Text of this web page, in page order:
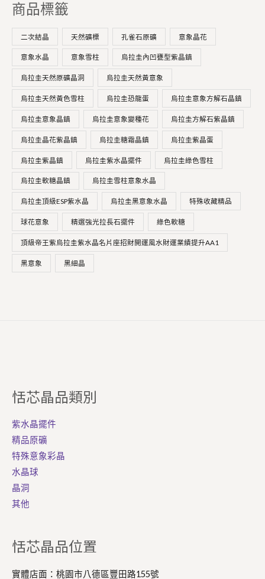
0
。
0
。
7
,
2
8
。
4
,
8
8
0
。
商品標籤
二次結晶 天然礦標 孔雀石原礦 意象晶花
意象水晶 意象雪柱 烏拉圭內凹甕型紫晶鎮
烏拉圭天然原礦晶洞 烏拉圭天然黃意象
烏拉圭天然黃色雪柱 烏拉圭恐龍蛋 烏拉圭意象方解石晶鎮
烏拉圭意象晶鎮 烏拉圭意象變種花 烏拉圭方解石紫晶鎮
烏拉圭晶花紫晶鎮 烏拉圭糖霜晶鎮 烏拉圭紫晶蛋
烏拉圭紫晶鎮 烏拉圭紫水晶擺件 烏拉圭綠色雪柱
烏拉圭軟糖晶鎮 烏拉圭雪柱意象水晶
烏拉圭頂級ESP紫水晶 烏拉圭黑意象水晶 特殊收藏精品
球花意象 精選強光拉長石擺件 綠色軟糖
頂級帝王紫烏拉圭紫水晶名片座招財開運風水財運業績提升AA1
黑意象 黑細晶
恬芯晶品類別
紫水晶擺件
精品原礦
特殊意象彩晶
水晶球
晶洞
其他
恬芯晶品位置
實體店面：桃園市八德區豐田路155號